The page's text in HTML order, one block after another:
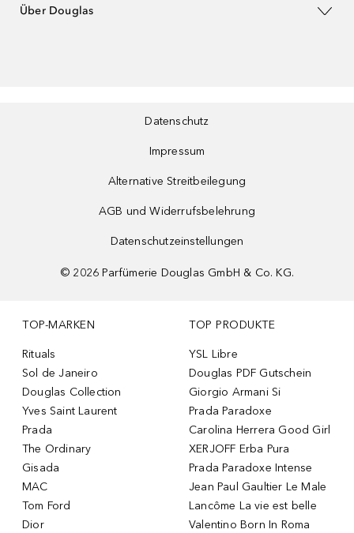
Über Douglas
Datenschutz
Impressum
Alternative Streitbeilegung
AGB und Widerrufsbelehrung
Datenschutzeinstellungen
© 2026 Parfümerie Douglas GmbH & Co. KG.
TOP-MARKEN
Rituals
Sol de Janeiro
Douglas Collection
Yves Saint Laurent
Prada
The Ordinary
Gisada
MAC
Tom Ford
Dior
TOP PRODUKTE
YSL Libre
Douglas PDF Gutschein
Giorgio Armani Si
Prada Paradoxe
Carolina Herrera Good Girl
XERJOFF Erba Pura
Prada Paradoxe Intense
Jean Paul Gaultier Le Male
Lancôme La vie est belle
Valentino Born In Roma